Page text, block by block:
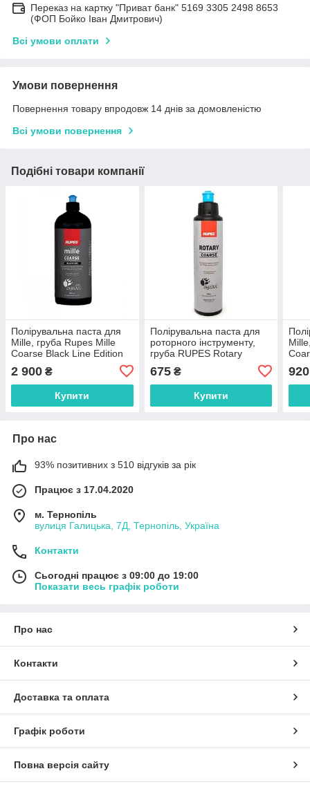
Переказ на картку "Приват банк" 5169 3305 2498 8653
(ФОП Бойко Іван Дмитрович)
Всі умови оплати
Умови повернення
Повернення товару впродовж 14 днів за домовленістю
Всі умови повернення
Подібні товари компанії
Полірувальна паста для
Mille, груба Rupes Mille
Coarse Black Line Edition
2 900 ₴
Купити
Полірувальна паста для
роторного інструменту,
груба RUPES Rotary
675₴
Купити
920
Про нас
93% позитивних з 510 відгуків за рік
Працює з 17.04.2020
м. Тернопіль
вулиця Галицька, 7Д, Тернопіль, Україна
Контакти
Сьогодні працює з 09:00 до 19:00
Показати весь графік роботи
Про нас
Контакти
Доставка та оплата
Графік роботи
Повна версія сайту